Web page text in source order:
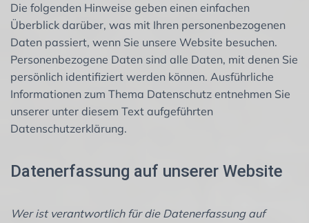
Die folgenden Hinweise geben einen einfachen
Überblick darüber, was mit Ihren personenbezogenen
Daten passiert, wenn Sie unsere Website besuchen.
Personenbezogene Daten sind alle Daten, mit denen Sie
persönlich identifiziert werden können. Ausführliche
Informationen zum Thema Datenschutz entnehmen Sie
unserer unter diesem Text aufgeführten
Datenschutzerklärung.
Datenerfassung auf unserer Website
Wer ist verantwortlich für die Datenerfassung auf